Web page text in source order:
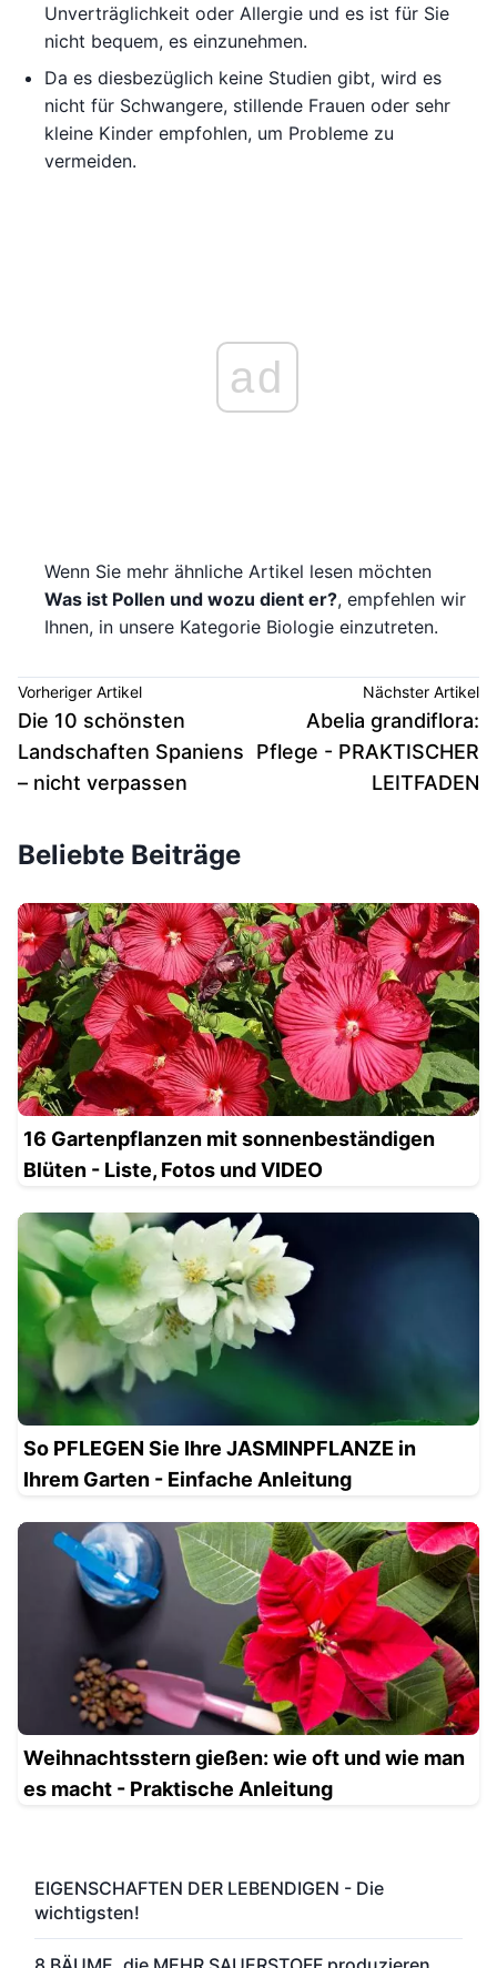
Unverträglichkeit oder Allergie und es ist für Sie
nicht bequem, es einzunehmen.
Da es diesbezüglich keine Studien gibt, wird es
nicht für Schwangere, stillende Frauen oder sehr
kleine Kinder empfohlen, um Probleme zu
vermeiden.
ad
Wenn Sie mehr ähnliche Artikel lesen möchten
Was ist Pollen und wozu dient er?, empfehlen wir
Ihnen, in unsere Kategorie Biologie einzutreten.
Vorheriger Artikel
Die 10 schönsten
Landschaften Spaniens
– nicht verpassen
Nächster Artikel
Abelia grandiflora:
Pflege - PRAKTISCHER
LEITFADEN
Beliebte Beiträge
16 Gartenpflanzen mit sonnenbeständigen
Blüten - Liste, Fotos und VIDEO
So PFLEGEN Sie Ihre JASMINPFLANZE in
Ihrem Garten - Einfache Anleitung
Weihnachtsstern gießen: wie oft und wie man
es macht - Praktische Anleitung
EIGENSCHAFTEN DER LEBENDIGEN - Die
wichtigsten!